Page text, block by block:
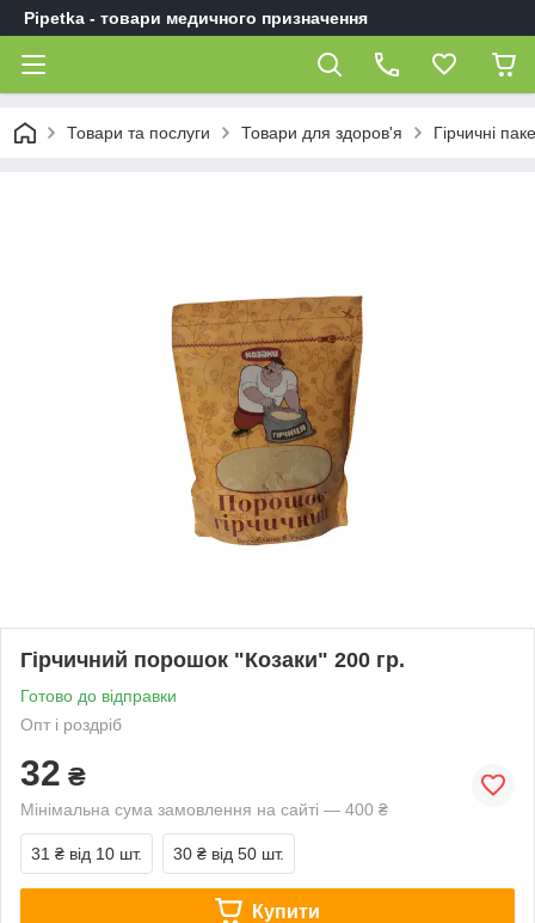
Pipetka - товари медичного призначення
Товари та послуги Товари для здоров'я Гірчичні
Гірчичний порошок "Козаки" 200 гр.
Готово до відправки
Опт і роздріб
32 ₴
Мінімальна сума замовлення на сайті — 400 ₴
31 ₴ від 10 шт. 30 ₴ від 50 шт.
Купити